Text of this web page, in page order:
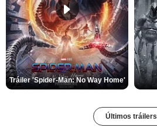
Tráiler 'Spider-Man: No Way Home'
Últimos tráilers